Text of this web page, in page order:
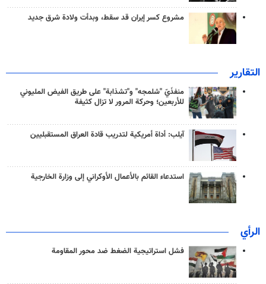
مشروع كسر إيران قد سقط، وبدأت ولادة شرق جديد
التقارير
منفذَيّ "شلمجه" و"تشذابة" على طريق الفيض المليوني
للأربعين؛ وحركة المرور لا تزال كثيفة
آيلب: أداة أمريكية لتدريب قادة العراق المستقبليين
استدعاء القائم بالأعمال الأوكراني إلى وزارة الخارجية
الرأي
فشل استراتيجية الضغط ضد محور المقاومة